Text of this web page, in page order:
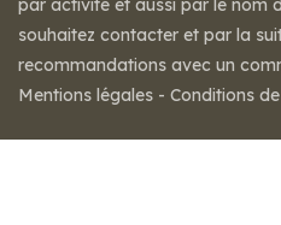
par activité et aussi par le nom
souhaitez contacter et par la
recommandations avec un
Mentions légales - Conditions